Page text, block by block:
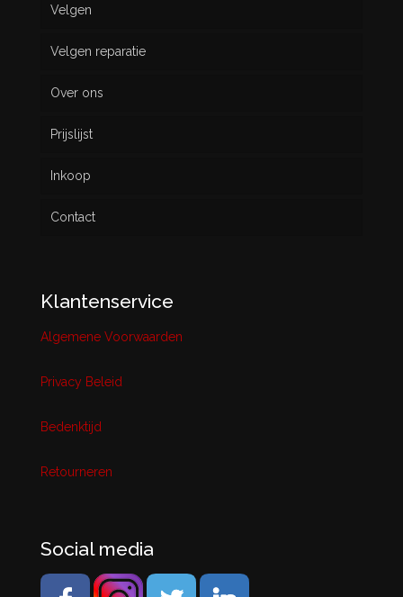
Nieuw
Gebruikt
Velgen
Velgen reparatie
Over ons
Prijslijst
Inkoop
Contact
Klantenservice
Algemene Voorwaarden
Privacy Beleid
Bedenktijd
Retourneren
Social media